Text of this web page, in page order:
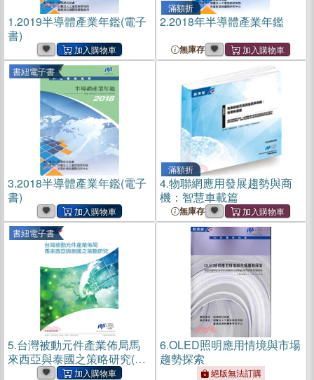
1.2019半導體產業年鑑(電子
書)
滿額折
2.2018年半導體產業年鑑
無庫存
書紐電子書
3.2018半導體產業年鑑(電子
書)
滿額折
4.物聯網應用發展趨勢與商
機：智慧車載篇
無庫存
書紐電子書
5.台灣被動元件產業佈局馬
來西亞與泰國之策略研究(電
6.OLED照明應用情境與市場
趨勢探索
絕版無法訂購